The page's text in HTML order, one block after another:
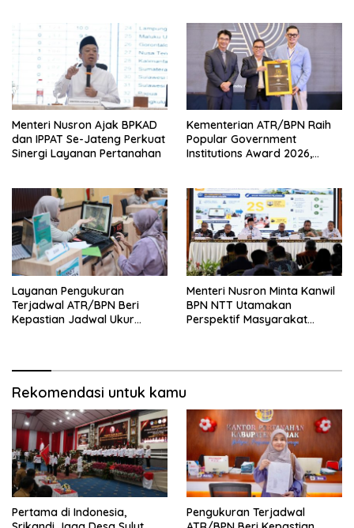
Menteri Nusron Ajak BPKAD
dan IPPAT Se-Jateng Perkuat
Sinergi Layanan Pertanahan
Kementerian ATR/BPN Raih
Popular Government
Institutions Award 2026,
Layanan Pengukuran
Terjadwal ATR/BPN Beri
Kepastian Jadwal Ukur
Menteri Nusron Minta Kanwil
BPN NTT Utamakan
Perspektif Masyarakat
Rekomendasi untuk kamu
Pertama di Indonesia,
Pengukuran Terjadwal